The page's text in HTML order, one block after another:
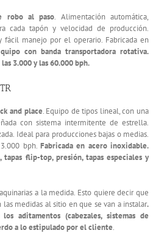
robo al paso. Alimentación automática,
cada tapón y velocidad de producción.
fácil manejo por el operario. Fabricada en
con banda transportadora rotativa.
3.000 y las 60.000 bph.
and place. Equipo de tipos lineal, con una
con sistema intermitente de estrella.
Ideal para producciones bajas o medias.
bph. Fabricada en acero inoxidable.
tapas flip-top, presión, tapas especiales y
a la medida. Esto quiere decir que
las medidas al sitio en que se van a instalar.
aditamentos (cabezales, sistemas de
a lo estipulado por el cliente.